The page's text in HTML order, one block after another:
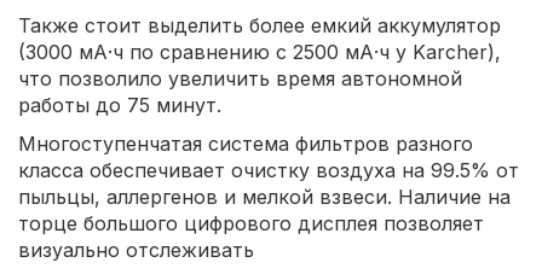
Также стоит выделить более емкий аккумулятор
(3000 мА·ч по сравнению с 2500 мА·ч у Karcher),
что позволило увеличить время автономной
работы до 75 минут.
Многоступенчатая система фильтров разного
класса обеспечивает очистку воздуха на 99.5% от
пыльцы, аллергенов и мелкой взвеси. Наличие на
торце большого цифрового дисплея позволяет
визуально отслеживать